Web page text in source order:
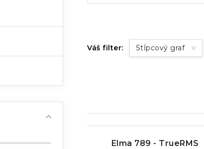
Váš filter: Stĺpcový graf
Elma 789 - TrueRMS